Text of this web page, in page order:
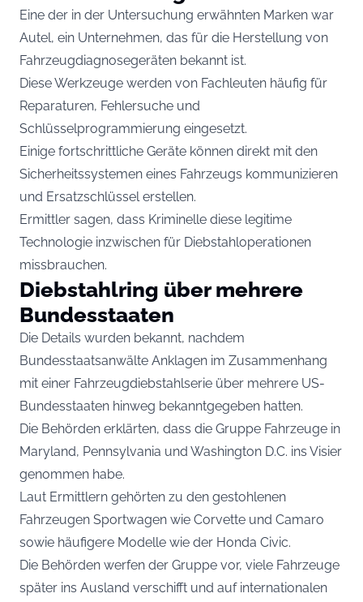
Eine der in der Untersuchung erwähnten Marken war
Autel, ein Unternehmen, das für die Herstellung von
Fahrzeugdiagnosegeräten bekannt ist.
Diese Werkzeuge werden von Fachleuten häufig für
Reparaturen, Fehlersuche und
Schlüsselprogrammierung eingesetzt.
Einige fortschrittliche Geräte können direkt mit den
Sicherheitssystemen eines Fahrzeugs kommunizieren
und Ersatzschlüssel erstellen.
Ermittler sagen, dass Kriminelle diese legitime
Technologie inzwischen für Diebstahloperationen
missbrauchen.
Diebstahlring über mehrere
Bundesstaaten
Die Details wurden bekannt, nachdem
Bundesstaatsanwälte Anklagen im Zusammenhang
mit einer Fahrzeugdiebstahlserie über mehrere US-
Bundesstaaten hinweg bekanntgegeben hatten.
Die Behörden erklärten, dass die Gruppe Fahrzeuge in
Maryland, Pennsylvania und Washington D.C. ins Visier
genommen habe.
Laut Ermittlern gehörten zu den gestohlenen
Fahrzeugen Sportwagen wie Corvette und Camaro
sowie häufigere Modelle wie der Honda Civic.
Die Behörden werfen der Gruppe vor, viele Fahrzeuge
später ins Ausland verschifft und auf internationalen